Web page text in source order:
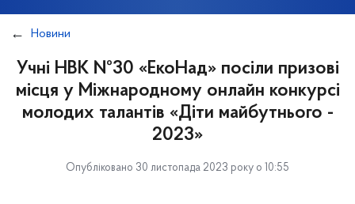
Новини
Учні НВК №30 «ЕкоНад» посіли призові
місця у Міжнародному онлайн конкурсі
молодих талантів «Діти майбутнього -
2023»
Опубліковано 30 листопада 2023 року о 10:55